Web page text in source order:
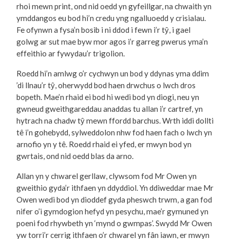
rhoi mewn print, ond nid oedd yn gyfeillgar, na chwaith yn
ymddangos eu bod hi’n credu yng ngalluoedd y crisialau.
Fe ofynwn a fysa’n bosib i ni ddod i fewn i’r tŷ, i gael
golwg ar sut mae byw mor agos i’r garreg pwerus yma’n
effeithio ar fywydau’r trigolion.
Roedd hi’n amlwg o’r cychwyn un bod y ddynas yma ddim
’di llnau’r tŷ, oherwydd bod haen drwchus o lwch dros
bopeth. Mae’n rhaid ei bod hi wedi bod yn diogi, neu yn
gwneud gweithgareddau anaddas tu allan i’r cartref, yn
hytrach na chadw tŷ mewn ffordd barchus. Wrth iddi dollti
tê i’n gohebydd, sylweddolon nhw fod haen fach o lwch yn
arnofio yn y tê. Roedd rhaid ei yfed, er mwyn bod yn
gwrtais, ond nid oedd blas da arno.
Allan yn y chwarel gerllaw, clywsom fod Mr Owen yn
gweithio gyda’r ithfaen yn ddyddiol. Yn ddiweddar mae Mr
Owen wedi bod yn dioddef gyda pheswch trwm, a gan fod
nifer o’i gymdogion hefyd yn pesychu, mae’r gymuned yn
poeni fod rhywbeth yn ‘mynd o gwmpas’. Swydd Mr Owen
yw torri’r cerrig ithfaen o’r chwarel yn fân iawn, er mwyn